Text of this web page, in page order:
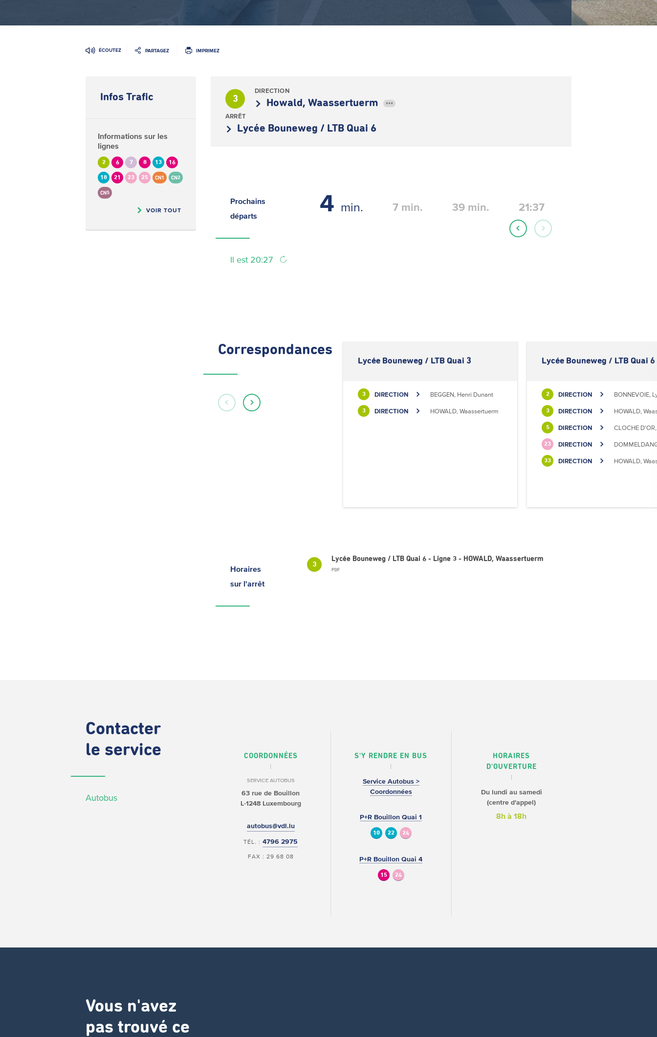
ÉCOUTEZ PARTAGEZ IMPRIMEZ
Infos Trafic
Informations sur les
lignes
2 6 7 8 13 16
18 21 23 25 CN1 CN2
CN5
VOIR TOUT
3
DIRECTION
Howald, Waassertuerm •••
ARRÊT
Lycée Bouneweg / LTB Quai 6
Prochains
départs
Il est 20:27
4 min. 7 min. 39 min. 21:37
Correspondances
Lycée Bouneweg / LTB Quai 3
3 DIRECTION BEGGEN, Henri Dunant
3 DIRECTION HOWALD, Waassertuerm
Lycée Bouneweg / LTB Quai 6
2 DIRECTION BONNEVOIE,
3 DIRECTION HOWALD,
5 DIRECTION CLOCHE
23 DIRECTION
33 DIRECTION HOWALD,
Horaires
sur l'arrêt
3
Lycée Bouneweg / LTB Quai 6 - Ligne 3 - HOWALD, Waassertuerm
PDF
Contacter
le service
Autobus
COORDONNÉES
SERVICE AUTOBUS
63 rue de Bouillon
L-1248 Luxembourg
autobus@vdl.lu
TÉL. :4796 2975
FAX : 29 68 08
S'Y RENDRE EN BUS
Service Autobus >
Coordonnées
P+R Bouillon Quai 1
10 22 24
P+R Bouillon Quai 4
15 24
HORAIRES
D'OUVERTURE
Du lundi au samedi
(centre d'appel)
8h à 18h
Vous n'avez
pas trouvé ce